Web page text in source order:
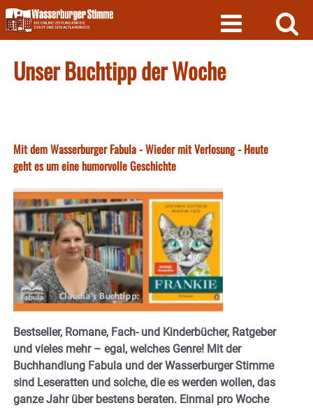
Skip
to
content
Unser Buchtipp der Woche
Mit dem Wasserburger Fabula - Wieder mit Verlosung - Heute
geht es um eine humorvolle Geschichte
Bestseller, Romane, Fach- und Kinderbücher, Ratgeber
und vieles mehr – egal, welches Genre! Mit der
Buchhandlung Fabula und der Wasserburger Stimme
sind Leseratten und solche, die es werden wollen, das
ganze Jahr über bestens beraten. Einmal pro Woche